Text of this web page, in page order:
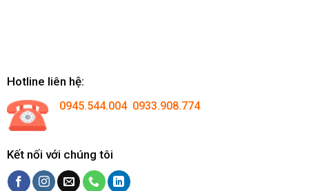
Hotline liên hệ:
0945.544.004 0933.908.774
Kết nối với chúng tôi